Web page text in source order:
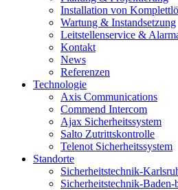
Installation von
Wartung & Instandsetzung
Leitstellenservice &
Kontakt
News
Referenzen
Technologie
Axis Communications
Commend Intercom
Ajax Sicherheitssystem​
Salto Zutrittskontrolle
Telenot Sicherheitssystem
Standorte
Sicherheitstechnik-
Sicherheitstechnik-Baden-